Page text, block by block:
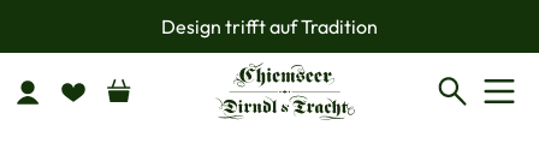
Zum Hauptinhalt springenDesign trifft auf Tradition